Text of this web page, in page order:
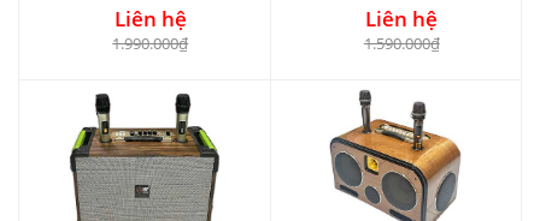
Liên hệ
1.990.000₫
Liên hệ
1.590.000₫